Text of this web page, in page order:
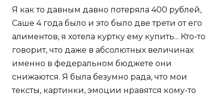
Я как то давным давно потеряла 400 рублей,
Саше 4 года было и это было две трети от его
алиментов, я хотела куртку ему купить... Кто-то
говорит, что даже в абсолютных величинах
именно в федеральном бюджете они
снижаются. Я была безумно рада, что мои
тексты, картинки, эмоции нравятся кому-то